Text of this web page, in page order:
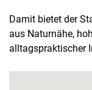
Damit bietet der
aus Naturnähe,
alltagspraktischer